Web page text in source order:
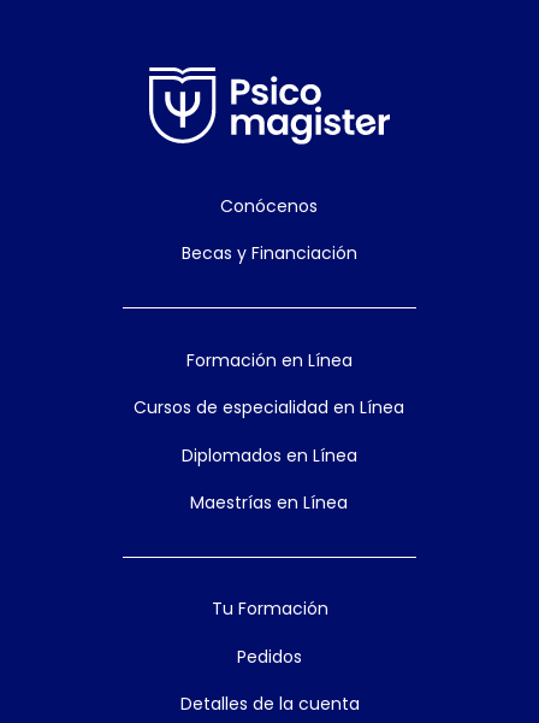
Conócenos
Becas y Financiación
Formación en Línea
Cursos de especialidad en Línea
Diplomados en Línea
Maestrías en Línea
Tu Formación
Pedidos
Detalles de la cuenta